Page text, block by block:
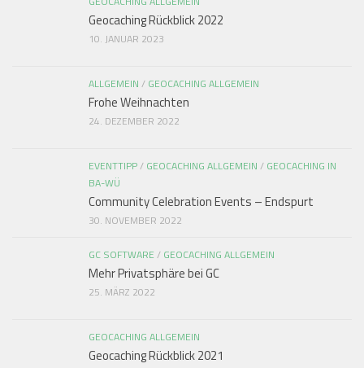
Geocaching Rückblick 2022
10. JANUAR 2023
ALLGEMEIN / GEOCACHING ALLGEMEIN
Frohe Weihnachten
24. DEZEMBER 2022
EVENTTIPP/ GEOCACHING ALLGEMEIN / GEOCACHING IN
BA-WÜ
Community Celebration Events – Endspurt
30. NOVEMBER 2022
GC SOFTWARE / GEOCACHING ALLGEMEIN
Mehr Privatsphäre bei GC
25. MÄRZ 2022
GEOCACHING ALLGEMEIN
Geocaching Rückblick 2021